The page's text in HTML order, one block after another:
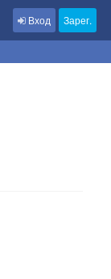
Вход Зарег.